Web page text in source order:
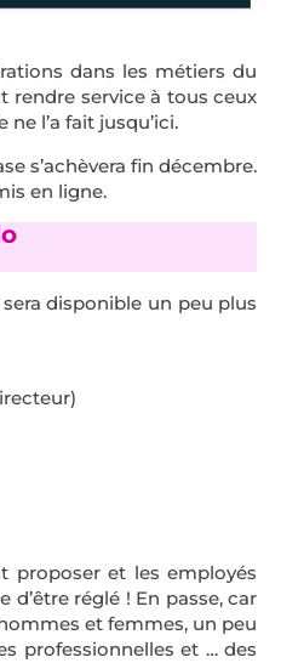
dans les métiers du
rendre service à tous ceux
l’a fait jusqu’ici.
s’achèvera fin décembre.
en ligne.
disponible un peu plus
proposer et les employés
réglé ! En passe, car
et femmes, un peu
professionnelles et … des